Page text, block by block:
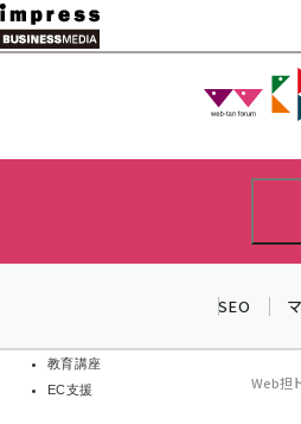
メ
イ
教育講座
EC支援
SEO
Web担